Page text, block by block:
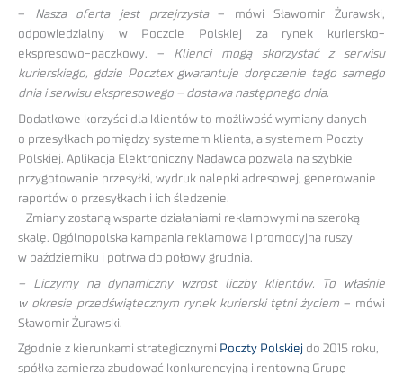
– Nasza oferta jest przejrzysta– mówi Sławomir Żurawski,
odpowiedzialny w Poczcie Polskiej za rynek kuriersko-
ekspresowo-paczkowy. – Klienci mogą skorzystać z serwisu
kurierskiego, gdzie Pocztex gwarantuje doręczenie tego samego
dnia i serwisu ekspresowego – dostawa następnego dnia.
Dodatkowe korzyści dla klientów to możliwość wymiany danych
o przesyłkach pomiędzy systemem klienta, a systemem Poczty
Polskiej. Aplikacja Elektroniczny Nadawca pozwala na szybkie
przygotowanie przesyłki, wydruk nalepki adresowej, generowanie
raportów o przesyłkach i ich śledzenie.
Zmiany zostaną wsparte działaniami reklamowymi na szeroką
skalę. Ogólnopolska kampania reklamowa i promocyjna ruszy
w październiku i potrwa do połowy grudnia.
– Liczymy na dynamiczny wzrost liczby klientów. To właśnie
w okresie przedświątecznym rynek kurierski tętni życiem – mówi
Sławomir Żurawski.
Zgodnie z kierunkami strategicznymi Poczty Polskiej do 2015 roku,
spółka zamierza zbudować konkurencyjną i rentowną Grupę